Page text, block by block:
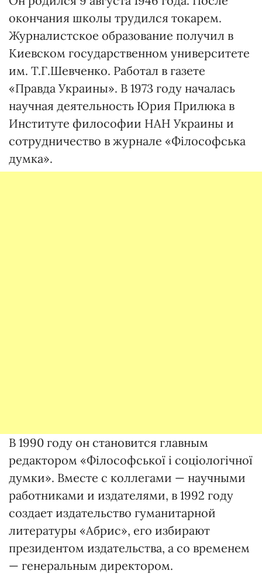
окончания школы трудился токарем.
Журналистское образование получил в
Киевском государственном университете
им. Т.Г.Шевченко. Работал в газете
«Правда Украины». В 1973 году началась
научная деятельность Юрия Прилюка в
Институте философии НАН Украины и
сотрудничество в журнале «Фiлософська
думка».
В 1990 году он становится главным
редактором «Фiлософської i соцiологiчної
думки». Вместе с коллегами — научными
работниками и издателями, в 1992 году
создает издательство гуманитарной
литературы «Абрис», его избирают
президентом издательства, а со временем
— генеральным директором.